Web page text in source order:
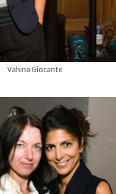
Vahina Giocante